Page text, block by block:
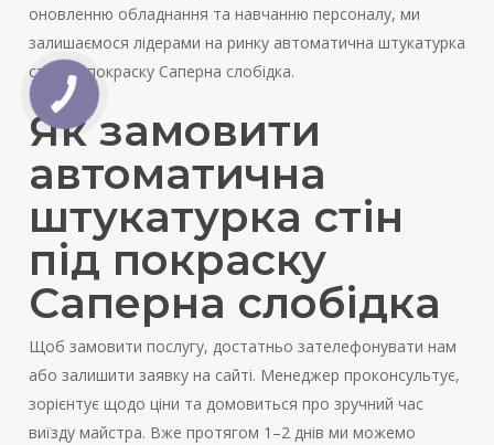
оновленню обладнання та навчанню персоналу, ми
залишаємося лідерами на ринку автоматична штукатурка
стін під покраску Саперна слобідка.
Як замовити
автоматична
штукатурка стін
під покраску
Саперна слобідка
Щоб замовити послугу, достатньо зателефонувати нам
або залишити заявку на сайті. Менеджер проконсультує,
зорієнтує щодо ціни та домовиться про зручний час
виїзду майстра. Вже протягом 1–2 днів ми можемо